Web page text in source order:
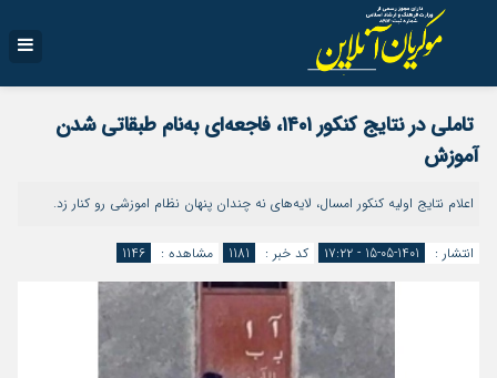
تاملی در نتایج کنکور ۱۴۰۱، فاجعه‌ای به‌نام طبقاتی شدن
آموزش
اعلام نتایج اولیه کنکور امسال، لایه‌های نه چندان پنهان نظام اموزشی رو کنار زد.
انتشار : 1401-05-15 - ۱۷:۲۲ کد خبر : 1181 مشاهده : 1146